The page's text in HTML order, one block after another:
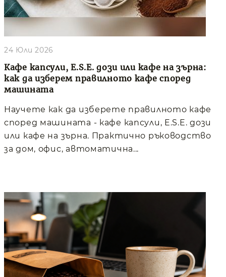
Кафе капсули, E.S.E. дози или кафе на зърна:
как да изберем правилното кафе според
машината
24 Юли 2026
Научете как да изберете правилното кафе
според машината - кафе капсули, E.S.E. дози
или кафе на зърна. Практично ръководство
за дом, офис, автоматична...